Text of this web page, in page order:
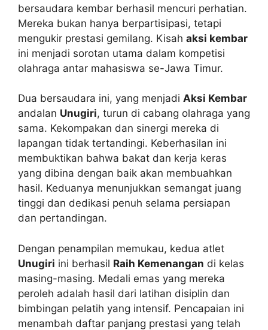
bersaudara kembar berhasil mencuri perhatian.
Mereka bukan hanya berpartisipasi, tetapi
mengukir prestasi gemilang. Kisah aksi kembar
ini menjadi sorotan utama dalam kompetisi
olahraga antar mahasiswa se-Jawa Timur.
Dua bersaudara ini, yang menjadi Aksi Kembar
andalan Unugiri, turun di cabang olahraga yang
sama. Kekompakan dan sinergi mereka di
lapangan tidak tertandingi. Keberhasilan ini
membuktikan bahwa bakat dan kerja keras
yang dibina dengan baik akan membuahkan
hasil. Keduanya menunjukkan semangat juang
tinggi dan dedikasi penuh selama persiapan
dan pertandingan.
Dengan penampilan memukau, kedua atlet
Unugiri ini berhasil Raih Kemenangan di kelas
masing-masing. Medali emas yang mereka
peroleh adalah hasil dari latihan disiplin dan
bimbingan pelatih yang intensif. Pencapaian ini
menambah daftar panjang prestasi yang telah